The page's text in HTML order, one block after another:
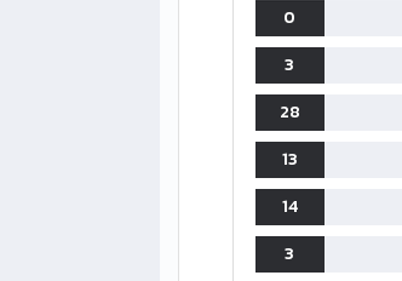
0
3
28
13
14
3